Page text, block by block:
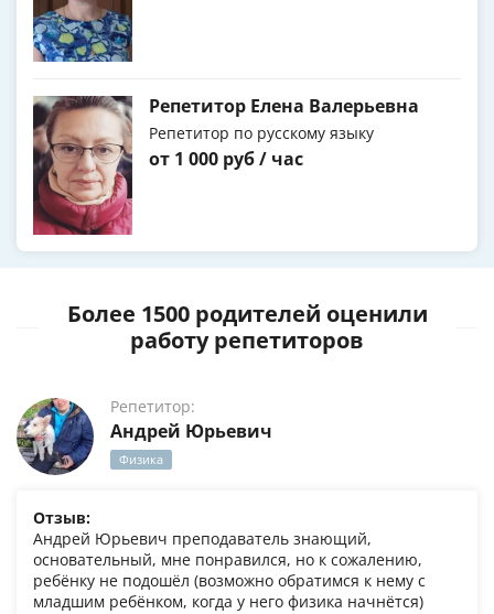
Репетитор Елена Валерьевна
Репетитор по русскому языку
от 1 000 руб / час
Более 1500 родителей оценили
работу репетиторов
Репетитор:
Андрей Юрьевич
Физика
Отзыв:
Андрей Юрьевич преподаватель знающий,
основательный, мне понравился, но к сожалению,
ребёнку не подошёл (возможно обратимся к нему с
младшим ребёнком, когда у него физика начнётся)